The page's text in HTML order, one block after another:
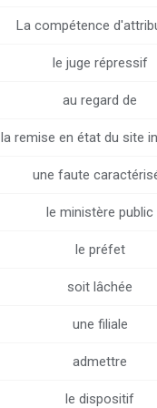
La compétence
le juge répressif
au regard de
la remise en état du site
une faute
le ministère public
le préfet
soit lâchée
une filiale
admettre
le dispositif